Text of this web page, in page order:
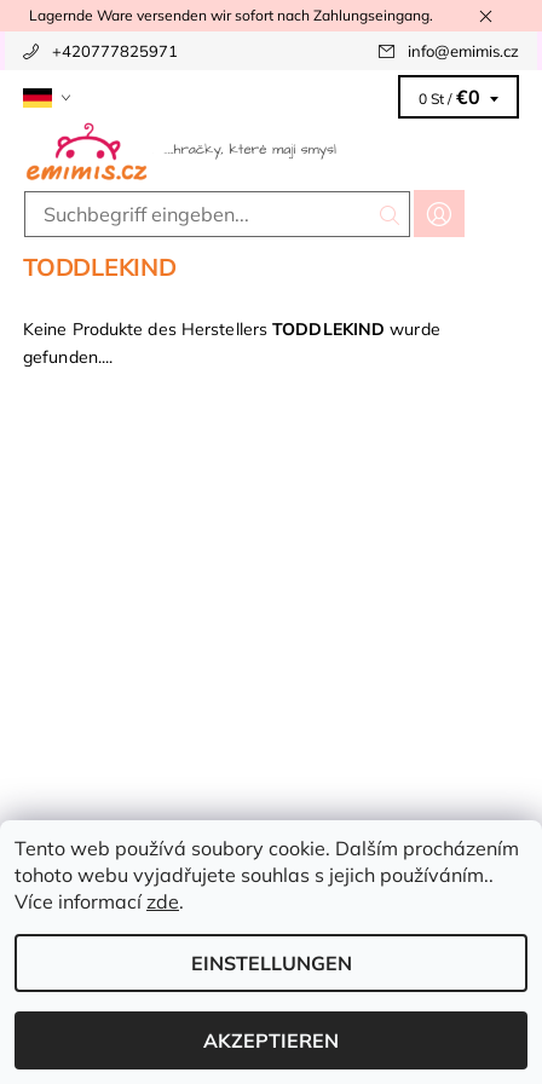
Lagernde Ware versenden wir sofort nach Zahlungseingang.
+420777825971 info@emimis.cz
0 St / €0
TODDLEKIND
Keine Produkte des HerstellersTODDLEKIND wurde
gefunden....
2026 © Emimis.cz, alle Rechte vorbehalten.
Tento web používá soubory cookie. Dalším procházením
tohoto webu vyjadřujete souhlas s jejich používáním..
Více informacízde.
EINSTELLUNGEN
AKZEPTIEREN